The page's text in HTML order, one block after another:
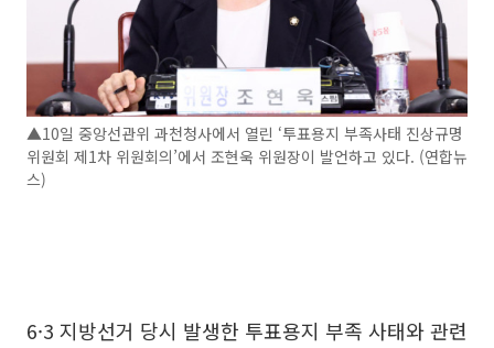
▲10일 중앙선관위 과천청사에서 열린 ‘투표용지 부족사태 진상규명
위원회 제1차 위원회의’에서 조현욱 위원장이 발언하고 있다. (연합뉴
스)
6·3 지방선거 당시 발생한 투표용지 부족 사태와 관련